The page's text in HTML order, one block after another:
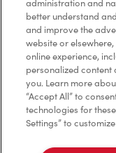
Marques de
Accessibilité
Diagnostic
Contactez-nous
administration and
better understand
and improve the
website or
online experience,
personalized content
you. Learn more
“Accept All” to
technologies for
Settings” to